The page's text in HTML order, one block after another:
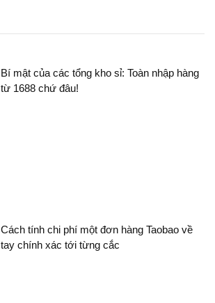
Bí mật của các tổng kho sỉ: Toàn nhập hàng
từ 1688 chứ đâu!
Cách tính chi phí một đơn hàng Taobao về
tay chính xác tới từng cắc